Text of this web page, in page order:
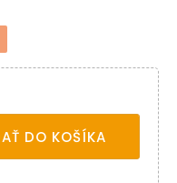
DO KOŠÍKA